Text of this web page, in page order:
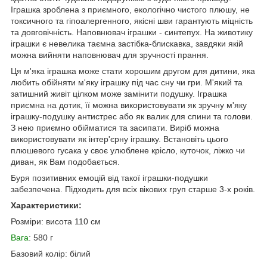
Іграшка зроблена з приємного, екологічно чистого плюшу, не
токсичного та гіпоалергенного, якісні шви гарантують міцність
та довговічність. Наповнювач іграшки - синтепух. На животику
іграшки є невелика таємна застібка-блискавка, завдяки якій
можна вийняти наповнювач для зручності прання.
Ця м'яка іграшка може стати хорошим другом для дитини, яка
любить обійняти м'яку іграшку під час сну чи гри. М'який та
затишний живіт цілком може замінити подушку. Іграшка
приємна на дотик, її можна використовувати як зручну м'яку
іграшку-подушку антистрес або як валик для спини та голови.
З нею приємно обійматися та засипати. Виріб можна
використовувати як інтер'єрну іграшку. Встановіть цього
плюшевого гусака у своє улюблене крісло, куточок, ліжко чи
диван, як Вам подобається.
Буря позитивних емоцій від такої іграшки-подушки
забезпечена. Підходить для всіх вікових груп старше 3-х років.
Характеристики:
Розміри: висота 110 см
Вага: 580 г
Базовий колір: білий